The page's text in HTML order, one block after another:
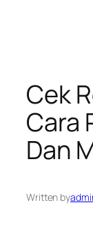
Cek
Cara
Dan
Written by